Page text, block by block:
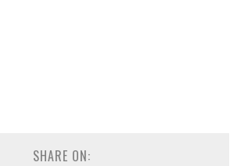
SHARE ON: